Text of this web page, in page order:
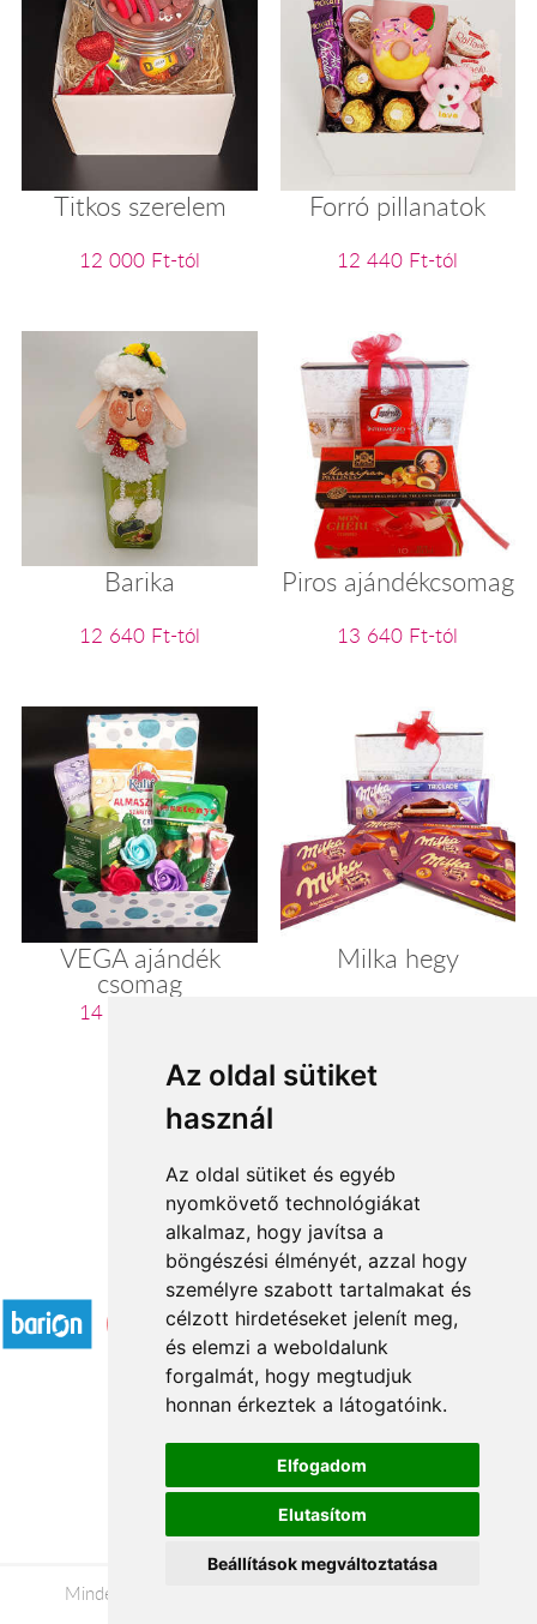
Az oldal sütiket
használ
Az oldal sütiket és egyéb
nyomkövető technológiákat
alkalmaz, hogy javítsa a
böngészési élményét, azzal hogy
személyre szabott tartalmakat és
célzott hirdetéseket jelenít meg,
és elemzi a weboldalunk
forgalmát, hogy megtudjuk
honnan érkeztek a látogatóink.
Elfogadom
Elutasítom
Beállítások megváltoztatása
Titkos szerelem
12 000 Ft-tól
Forró pillanatok
12 440 Ft-tól
Barika
12 640 Ft-tól
Piros ajándékcsomag
13 640 Ft-tól
VEGA ajándék
csomag
14 000 Ft-tól
Milka hegy
2 3 ...
Elfogadott fizetési módok
Á.SZ.F.
Impresszum
Adatkezelési tájékoztató
Minden jog fenntartva © 2026 |